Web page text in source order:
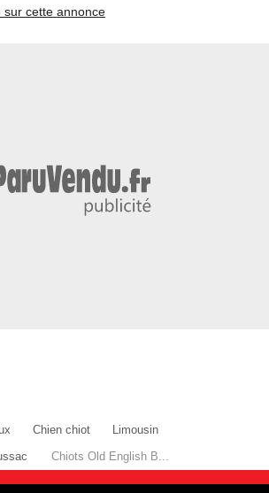
sur cette annonce
Chien chiot
Limousin
Chiots Old English B...